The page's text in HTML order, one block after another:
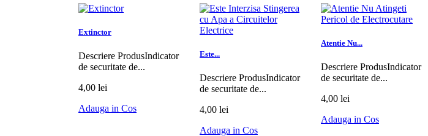
Extinctor
Descriere ProdusIndicator
de securitate de...
4,00 lei
Adauga in Cos
Este...
Descriere ProdusIndicator
de securitate de...
4,00 lei
Adauga in Cos
Atentie Nu...
Descriere ProdusIndicator
de securitate de...
4,00 lei
Adauga in Cos